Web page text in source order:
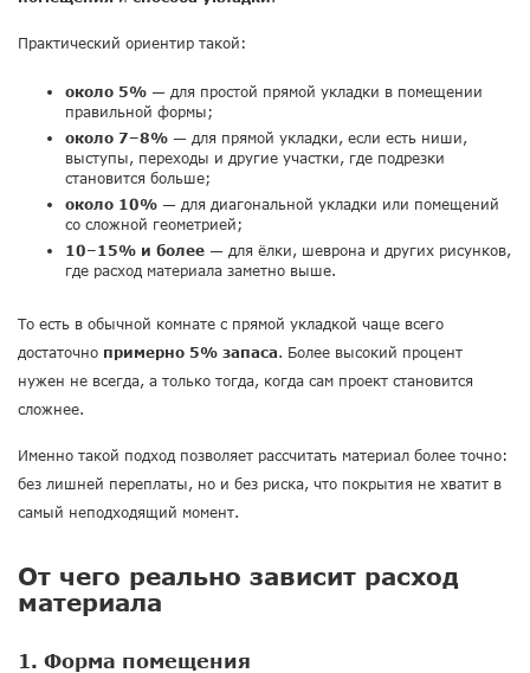
Практический ориентир такой:
около 5% — для простой прямой укладки в помещении
правильной формы;
около 7–8% — для прямой укладки, если есть ниши,
выступы, переходы и другие участки, где подрезки
становится больше;
около 10% — для диагональной укладки или помещений
со сложной геометрией;
10–15% и более — для ёлки, шеврона и других рисунков,
где расход материала заметно выше.
То есть в обычной комнате с прямой укладкой чаще всего
достаточно примерно 5% запаса. Более высокий процент
нужен не всегда, а только тогда, когда сам проект становится
сложнее.
Именно такой подход позволяет рассчитать материал более точно:
без лишней переплаты, но и без риска, что покрытия не хватит в
самый неподходящий момент.
От чего реально зависит расход
материала
1. Форма помещения